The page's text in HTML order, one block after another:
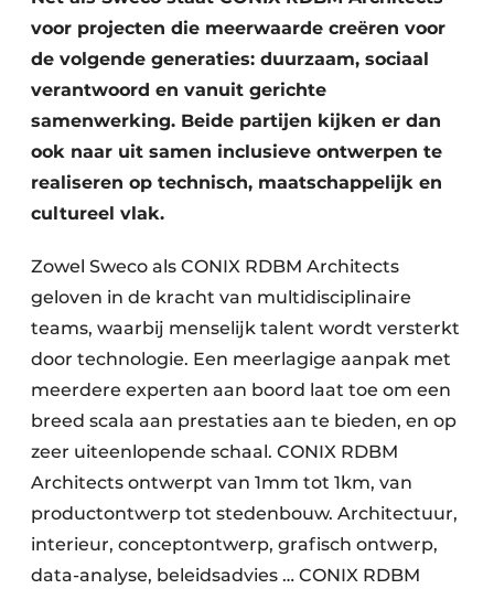
Renovatie
Software
Toegangscontrole
Veiligheid & Opleiding
voor projecten die meerwaarde creëren voor
de volgende generaties: duurzaam, sociaal
verantwoord en vanuit gerichte
samenwerking. Beide partijen kijken er dan
ook naar uit samen inclusieve ontwerpen te
realiseren op technisch, maatschappelijk en
cultureel vlak.
Zowel Sweco als CONIX RDBM Architects
geloven in de kracht van multidisciplinaire
teams, waarbij menselijk talent wordt versterkt
door technologie. Een meerlagige aanpak met
meerdere experten aan boord laat toe om een
breed scala aan prestaties aan te bieden, en op
zeer uiteenlopende schaal. CONIX RDBM
Architects ontwerpt van 1mm tot 1km, van
productontwerp tot stedenbouw. Architectuur,
interieur, conceptontwerp, grafisch ontwerp,
data-analyse, beleidsadvies … CONIX RDBM